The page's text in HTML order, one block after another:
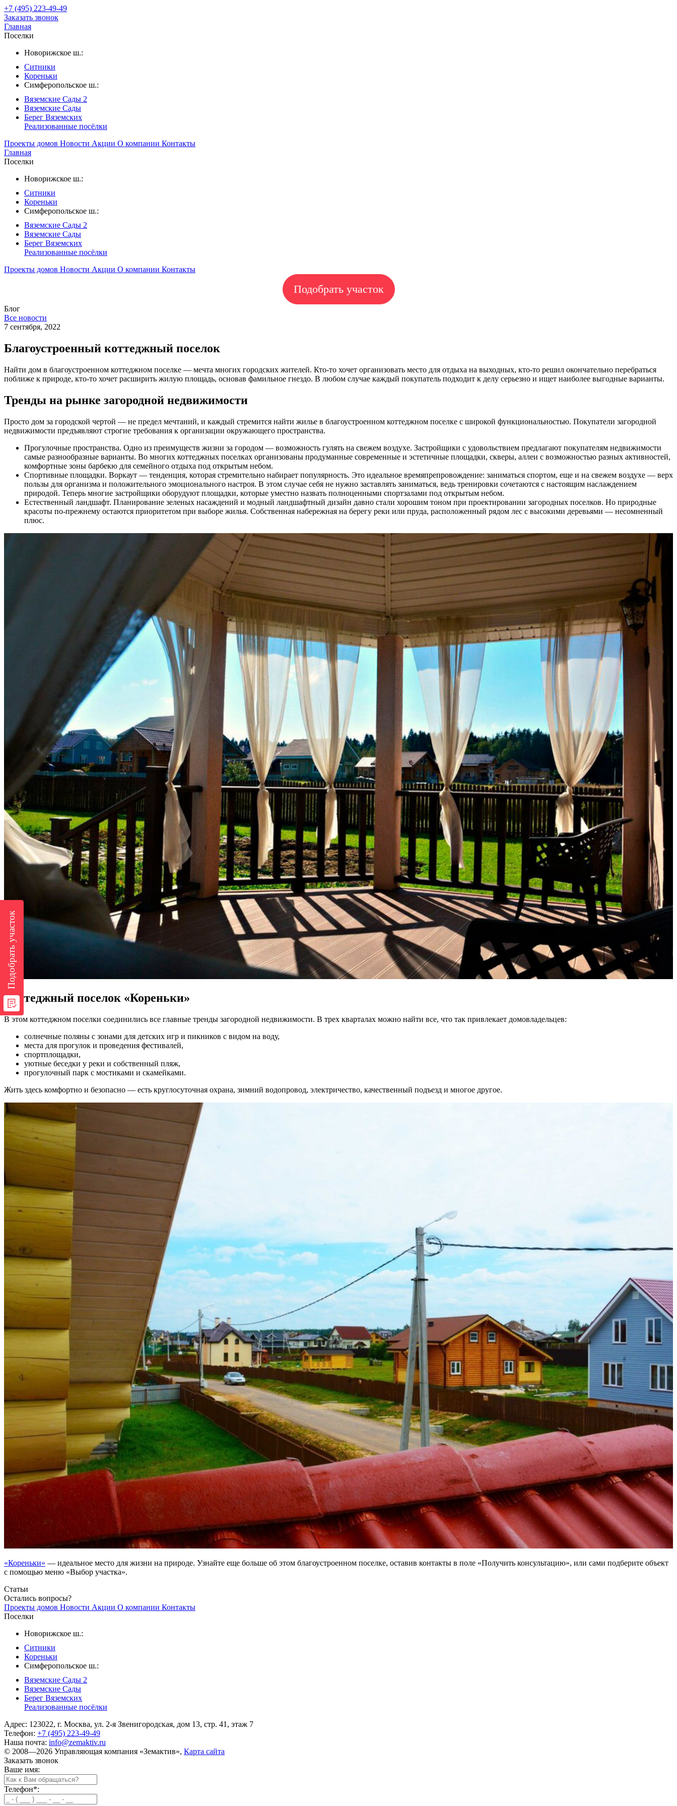
+7 (495) 223-49-49
Заказать звонок
Главная
Поселки
Новорижское ш.:
Ситники
Кореньки
Симферопольское ш.:
Вяземские Сады 2
Вяземские Сады
Берег Вяземскиx
Реализованные посёлки
Проекты домов Новости Акции О компании Контакты
Главная
Поселки
Новорижское ш.:
Ситники
Кореньки
Симферопольское ш.:
Вяземские Сады 2
Вяземские Сады
Берег Вяземскиx
Реализованные посёлки
Проекты домов Новости Акции О компании Контакты
Подобрать участок
Подобрать участок
Блог
Все новости
7 сентября, 2022
Благоустроенный коттеджный поселок
Найти дом в благоустроенном коттеджном поселке — мечта многих городских жителей. Кто-то хочет организовать место для отдыха на выходных, кто-то решил окончательно перебраться
поближе к природе, кто-то хочет расширить жилую площадь, основав фамильное гнездо. В любом случае каждый покупатель подходит к делу серьезно и ищет наиболее выгодные варианты.
Тренды на рынке загородной недвижимости
Просто дом за городской чертой — не предел мечтаний, и каждый стремится найти жилье в благоустроенном коттеджном поселке с широкой функциональностью. Покупатели загородной
недвижимости предъявляют строгие требования к организации окружающего пространства.
Прогулочные пространства. Одно из преимуществ жизни за городом — возможность гулять на свежем воздухе. Застройщики с удовольствием предлагают покупателям недвижимости
самые разнообразные варианты. Во многих коттеджных поселках организованы продуманные современные и эстетичные площадки, скверы, аллеи с возможностью разных активностей,
комфортные зоны барбекю для семейного отдыха под открытым небом.
Спортивные площадки. Воркаут — тенденция, которая стремительно набирает популярность. Это идеальное времяпрепровождение: заниматься спортом, еще и на свежем воздухе — верх
пользы для организма и положительного эмоционального настроя. В этом случае себя не нужно заставлять заниматься, ведь тренировки сочетаются с настоящим наслаждением
природой. Теперь многие застройщики оборудуют площадки, которые уместно назвать полноценными спортзалами под открытым небом.
Естественный ландшафт. Планирование зеленых насаждений и модный ландшафтный дизайн давно стали хорошим тоном при проектировании загородных поселков. Но природные
красоты по-прежнему остаются приоритетом при выборе жилья. Собственная набережная на берегу реки или пруда, расположенный рядом лес с высокими деревьями — несомненный
плюс.
Коттеджный поселок «Кореньки»
В этом коттеджном поселки соединились все главные тренды загородной недвижимости. В трех кварталах можно найти все, что так привлекает домовладельцев:
солнечные поляны с зонами для детских игр и пикников с видом на воду,
места для прогулок и проведения фестивалей,
спортплощадки,
уютные беседки у реки и собственный пляж,
прогулочный парк с мостиками и скамейками.
Жить здесь комфортно и безопасно — есть круглосуточная охрана, зимний водопровод, электричество, качественный подъезд и многое другое.
«Кореньки» — идеальное место для жизни на природе. Узнайте еще больше об этом благоустроенном поселке, оставив контакты в поле «Получить консультацию», или сами подберите объект
с помощью меню «Выбор участка».
Статьи
Остались вопросы?
Проекты домов Новости Акции О компании Контакты
Поселки
Новорижское ш.:
Ситники
Кореньки
Симферопольское ш.:
Вяземские Сады 2
Вяземские Сады
Берег Вяземскиx
Реализованные посёлки
Адрес: 123022, г. Москва, ул. 2-я Звенигородская, дом 13, стр. 41, этаж 7
Телефон: +7 (495) 223-49-49
Наша почта: info@zemaktiv.ru
© 2008—2026 Управляющая компания «Земактив», Карта сайта
Заказать звонок
Ваше имя:
Телефон*: